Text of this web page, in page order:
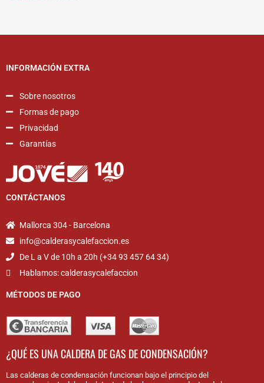
INFORMACIÓN EXTRA
Sobre nosotros
Formas de pago
Privacidad
Garantías
CONTÁCTANOS
Mallorca 304 - Barcelona
info@calderasycalefaccion.es
De L a V de 10h a 20h (+34 93 457 64 34)
Hablamos: calderasycalefaccion
MÉTODOS DE PAGO
¿QUÉ ES UNA CALDERA DE GAS DE CONDENSACIÓN?
Las calderas de condensación funcionan bajo el principio del